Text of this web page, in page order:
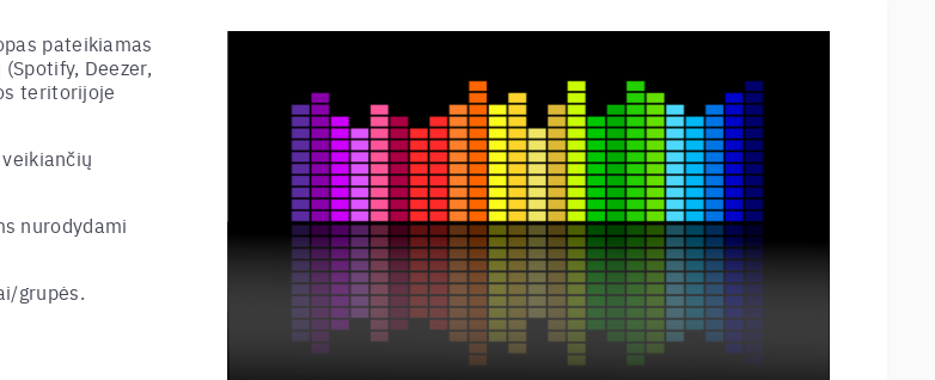
pateikiamas
Deezer,
teritorijoje
nurodydami
grupės.